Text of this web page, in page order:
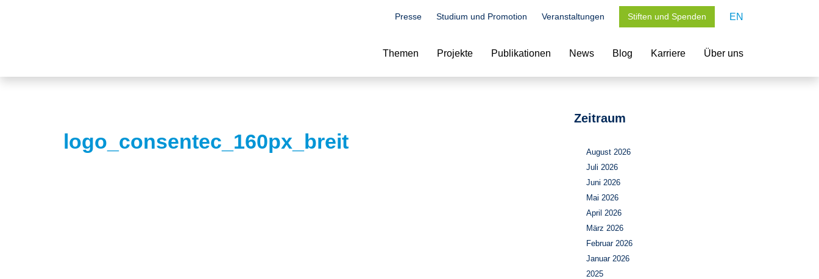
Presse Studium und Promotion Veranstaltungen Stiften und Spenden EN
Themen Projekte Publikationen News Blog Karriere Über uns
logo_consentec_160px_breit
Zeitraum
August 2026
Juli 2026
Juni 2026
Mai 2026
April 2026
März 2026
Februar 2026
Januar 2026
2025